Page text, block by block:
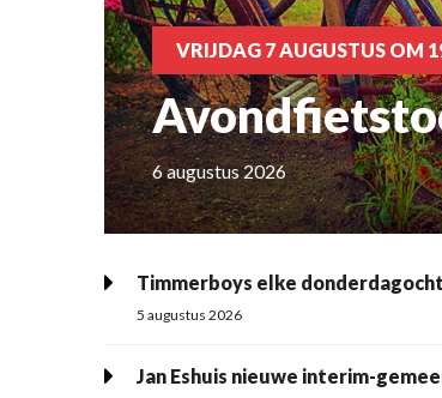
VRIJDAG 7 AUGUSTUS OM
6 augustus 2026
Timmerboys elke
5 augustus 2026
Jan Eshuis nieuwe interim-